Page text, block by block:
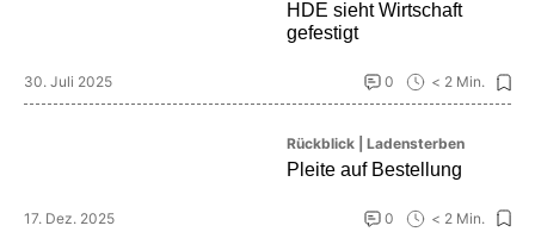
HDE sieht Wirtschaft
gefestigt
30. Juli 2025 0 < 2 Min.
Rückblick | Ladensterben
Pleite auf Bestellung
17. Dez. 2025 0 < 2 Min.